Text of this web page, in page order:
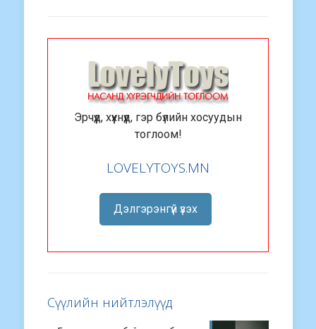
Эрчүүд, хүүхнүүд, гэр бүлийн хосуудын
тоглоом!
LOVELYTOYS.MN
Дэлгэрэнгүй үзэх
Сүүлийн нийтлэлүүд